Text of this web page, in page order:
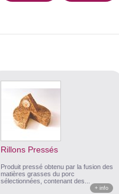
Rillons Pressés
Produit pressé obtenu par la fusion des
matières grasses du porc
sélectionnées, contenant des...
+ info